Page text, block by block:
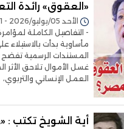
«العقوق» رائدة
الأحد 05/يوليو/2026 - 09:31 م
- التفاصيل الكاملة
مأساوية بدأت بالاستيلاء
غسل الأموال تلاحق الأثر
العمل الإنساني والتربوي،
أية الشويخ تكتب :